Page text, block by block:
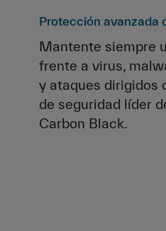
Protección avanzada
Mantente siempre
frente a virus,
y ataques dirigidos
de seguridad líder
Carbon Black.